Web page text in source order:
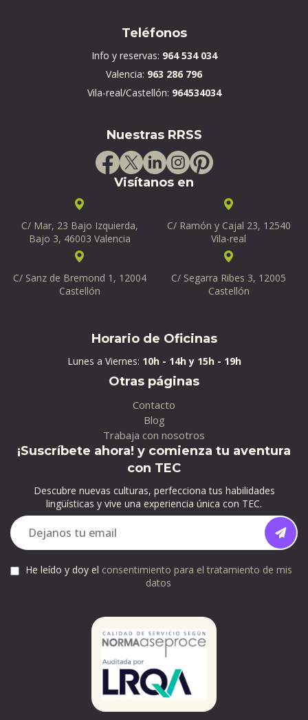
Teléfonos
Info y reservas: 964 534 034
Valencia: 963 286 796
Vila-real/Castellón: 964534034
Nuestras RRSS
Visítanos en
C/ Mar, 23 Bajo Izquierda,
Bajo 3, 46003 Valencia
C/ Ramón y Cajal 23, 12540
Vila-real
C/ Sanz de Bremond 1, 12004
Castellón
C/ Segarra Ribes 3, 12005
Castellón
Horario de Oficinas
Lunes a Viernes: 10h - 14h y 15h - 19h
Otras páginas
Contacto
Blog
Trabaja con nosotros
¡Suscríbete ahora! y comienza tu aventura
con TEC
Descubre nuevas culturas, perfecciona tus habilidades
lingüísticas y vive una experiencia única con TEC.
He leído y doy el consentimiento para el tratamiento de mis
datos